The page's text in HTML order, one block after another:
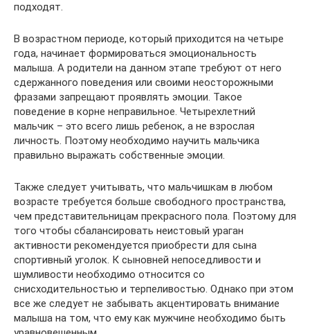
подходят.
В возрастном периоде, который приходится на четыре
года, начинает формироваться эмоциональность
малыша. А родители на данном этапе требуют от него
сдержанного поведения или своими неосторожными
фразами запрещают проявлять эмоции. Такое
поведение в корне неправильное. Четырехлетний
мальчик – это всего лишь ребенок, а не взрослая
личность. Поэтому необходимо научить мальчика
правильно выражать собственные эмоции.
Также следует учитывать, что мальчишкам в любом
возрасте требуется больше свободного пространства,
чем представительницам прекрасного пола. Поэтому для
того чтобы сбалансировать неистовый ураган
активности рекомендуется приобрести для сына
спортивный уголок. К сыновней непоседливости и
шумливости необходимо относится со
снисходительностью и терпеливостью. Однако при этом
все же следует не забывать акцентировать внимание
малыша на том, что ему как мужчине необходимо быть